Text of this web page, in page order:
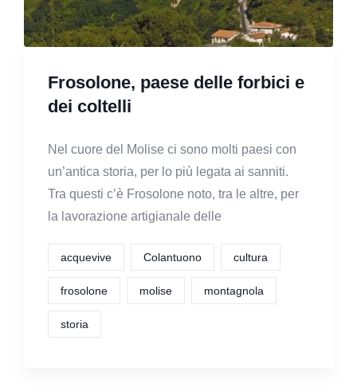
Frosolone, paese delle forbici e
dei coltelli
Nel cuore del Molise ci sono molti paesi con
un’antica storia, per lo più legata ai sanniti.
Tra questi c’è Frosolone noto, tra le altre, per
la lavorazione artigianale delle
acquevive Colantuono cultura
frosolone molise montagnola
storia